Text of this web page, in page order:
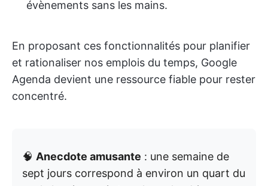
évènements sans les mains.
En proposant ces fonctionnalités pour planifier
et rationaliser nos emplois du temps, Google
Agenda devient une ressource fiable pour rester
concentré.
🧠 Anecdote amusante : une semaine de
sept jours correspond à environ un quart du